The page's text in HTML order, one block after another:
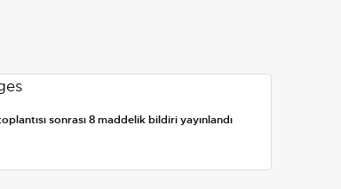
sonrası 8 maddelik bildiri yayınlandı